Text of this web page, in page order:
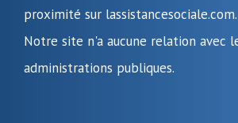
proximité sur lassistancesociale.com.
Notre site n'a aucune relation avec
administrations publiques.